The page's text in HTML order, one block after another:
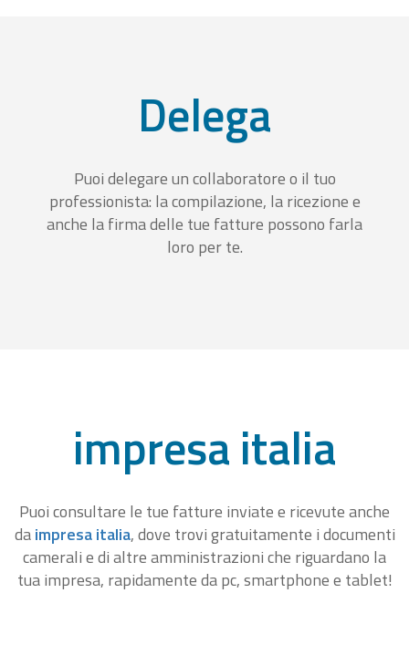
Delega
Puoi delegare un collaboratore o il tuo
professionista: la compilazione, la ricezione e
anche la firma delle tue fatture possono farla
loro per te.
impresa italia
Puoi consultare le tue fatture inviate e ricevute anche
daimpresa italia, dove trovi gratuitamente i documenti
camerali e di altre amministrazioni che riguardano la
tua impresa, rapidamente da pc, smartphone e tablet!